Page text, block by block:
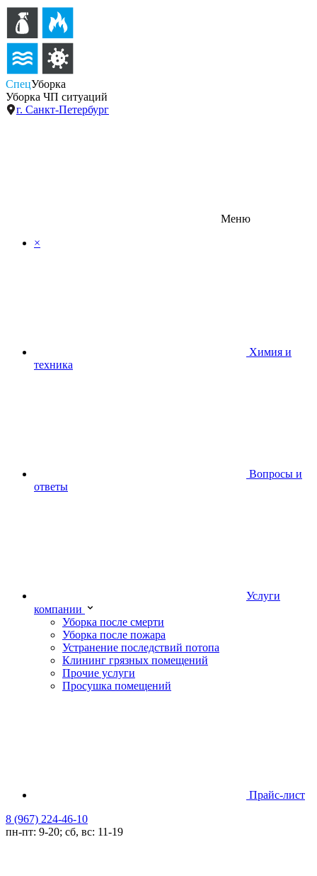
СпецУборка
Уборка ЧП ситуаций
г. Санкт-Петербург
Меню
×
Химия и
техника
Вопросы и
ответы
Услуги
компании
Уборка после смерти
Уборка после пожара
Устранение последствий потопа
Клининг грязных помещений
Прочие услуги
Просушка помещений
Прайс-лист
8 (967) 224-46-10
пн-пт: 9-20; сб, вс: 11-19